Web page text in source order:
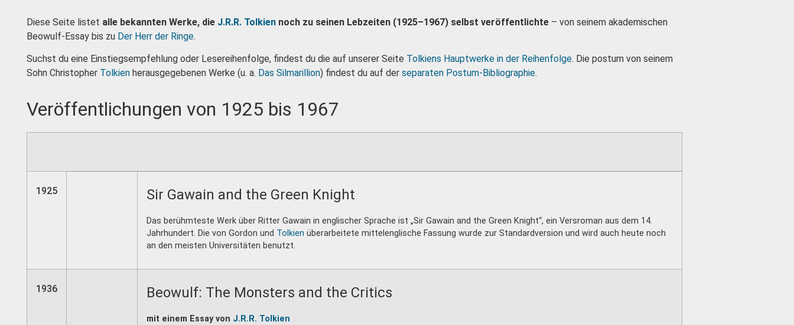
Diese Seite listet alle bekannten Werke, die J.R.R. Tolkien noch zu seinen Lebzeiten (1925–1967) selbst veröffentlichte – von seinem akademischen
Beowulf-Essay bis zu Der Herr der Ringe.
Suchst du eine Einstiegsempfehlung oder Lesereihenfolge, findest du die auf unserer Seite Tolkiens Hauptwerke in der Reihenfolge. Die postum von seinem
Sohn Christopher Tolkien herausgegebenen Werke (u. a. Das Silmarillion) findest du auf der separaten Postum-Bibliographie.
Veröffentlichungen von 1925 bis 1967
1925 Sir Gawain and the Green Knight
Das berühmteste Werk über Ritter Gawain in englischer Sprache ist „Sir Gawain and the Green Knight“, ein Versroman aus dem 14.
Jahrhundert. Die von Gordon und Tolkien überarbeitete mittelenglische Fassung wurde zur Standardversion und wird auch heute noch
an den meisten Universitäten benutzt.
1936 Beowulf: The Monsters and the Critics
mit einem Essay von J.R.R. Tolkien